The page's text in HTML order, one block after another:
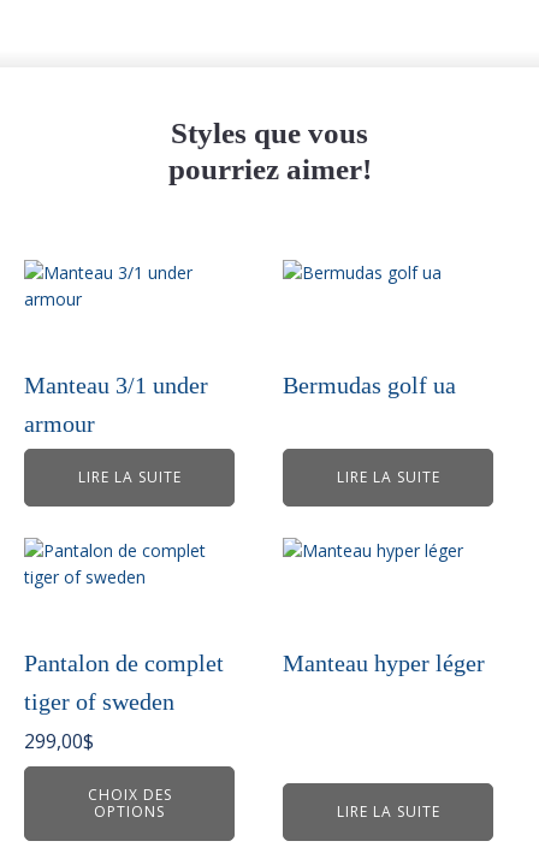
Styles que vous
pourriez aimer!
Manteau 3/1 under
armour
LIRE LA SUITE
Bermudas golf ua
LIRE LA SUITE
Pantalon de complet
tiger of sweden
299,00$
CHOIX DES
OPTIONS
Ce
produit
variations.
options
peuvent
être
la
Manteau hyper léger
LIRE LA SUITE